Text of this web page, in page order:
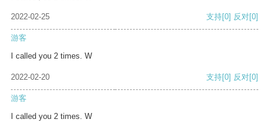
2022-02-25 支持[0] 反对[0]
游客
I called you 2 times. W
2022-02-20 支持[0] 反对[0]
游客
I called you 2 times. W